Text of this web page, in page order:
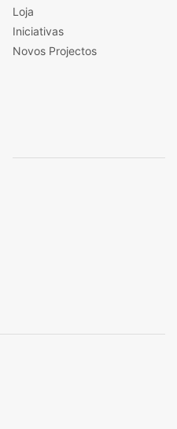
Loja
Iniciativas
Novos Projectos